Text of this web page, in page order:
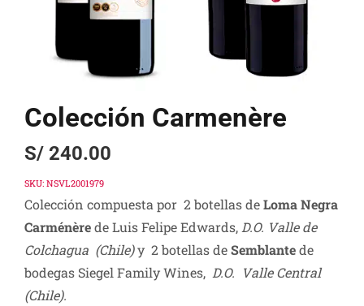
Colección Carmenère
S/240.00
SKU: NSVL2001979
Colección compuesta por 2 botellas deLoma Negra
Carménèrede Luis Felipe Edwards, D.O. Valle de
Colchagua (Chile)y 2 botellas deSemblantede
bodegas Siegel Family Wines, D.O. Valle Central
(Chile).